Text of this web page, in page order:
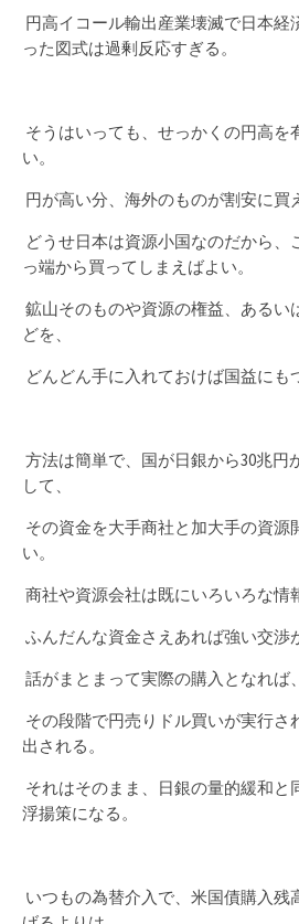
円高イコール輸出産業壊滅で日本経
った図式は過剰反応すぎる。
そうはいっても、せっかくの円高を
い。
円が高い分、海外のものが割安に買
どうせ日本は資源小国なのだから、
っ端から買ってしまえばよい。
鉱山そのものや資源の権益、あるい
どを、
どんどん手に入れておけば国益にも
方法は簡単で、国が日銀から30兆円
して、
その資金を大手商社と加大手の資源
い。
商社や資源会社は既にいろいろな情
ふんだんな資金さえあれば強い交渉
話がまとまって実際の購入となれば、
その段階で円売りドル買いが実行さ
出される。
それはそのまま、日銀の量的緩和と
浮揚策になる。
いつもの為替介入で、米国債購入残